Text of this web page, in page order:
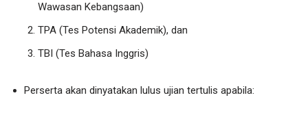
Wawasan Kebangsaan)
TPA (Tes Potensi Akademik), dan
TBI (Tes Bahasa Inggris)
Perserta akan dinyatakan lulus ujian tertulis apabila: